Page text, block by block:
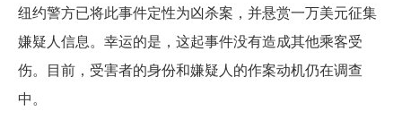
纽约警方已将此事件定性为凶杀案，并悬赏一万美元征集
嫌疑人信息。幸运的是，这起事件没有造成其他乘客受
伤。目前，受害者的身份和嫌疑人的作案动机仍在调查
中。